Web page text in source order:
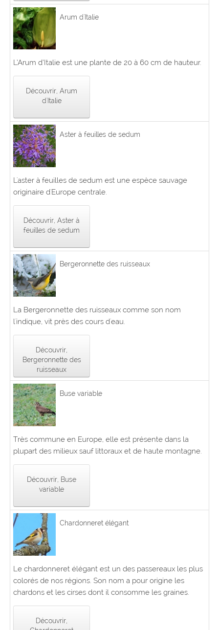
Arum d'Italie
L’Arum d’Italie est une plante de 20 à 60 cm de hauteur.
Découvrir, Arum
d'Italie
Aster à feuilles de sedum
L'aster à feuilles de sedum est une espèce sauvage
originaire d'Europe centrale.
Découvrir, Aster à
feuilles de sedum
Bergeronnette des ruisseaux
La Bergeronnette des ruisseaux comme son nom
l'indique, vit près des cours d'eau.
Découvrir,
Bergeronnette des
ruisseaux
Buse variable
Très commune en Europe, elle est présente dans la
plupart des milieux sauf littoraux et de haute montagne.
Découvrir, Buse
variable
Chardonneret élégant
Le chardonneret élégant est un des passereaux les plus
colorés de nos régions. Son nom a pour origine les
chardons et les cirses dont il consomme les graines.
Découvrir,